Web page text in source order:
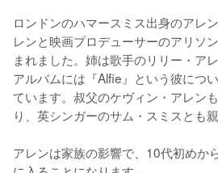
ロンドンのハマースミス出身のアレ
レンと映画プロデューサーのアリソ
まれました。姉は歌手のリリー・ア
アルバムには『Alfie』という彼につ
ています。叔父のケヴィン・アレン
り、英シンガーのサム・スミスとも
アレンは家族の影響で、10代初めか